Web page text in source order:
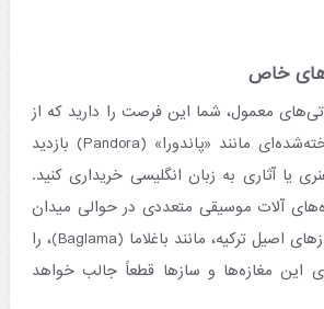
خاص
معمول، شما این فرصت را دارید که از
کتاب‌فروشی‌های شناخته‌شده‌ای مانند «پاندورا» (Pandora) بازدید
یا آثاری به زبان انگلیسی خریداری کنید.
آلات موسیقی متعددی در حوالی میدان
تونل قرار دارند که سازهای اصیل ترکیه، مانند باغلاما (Baglama)، را
این مغازه‌ها و سازها قطعاً جالب خواهد